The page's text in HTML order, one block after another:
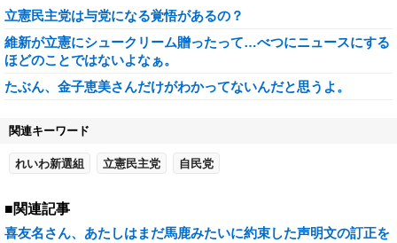
立憲民主党は与党になる覚悟があるの？
維新が立憲にシュークリーム贈ったって…べつにニュースにする
ほどのことではないよなぁ。
たぶん、金子恵美さんだけがわかってないんだと思うよ。
関連キーワード
れいわ新選組 立憲民主党 自民党
■関連記事
喜友名さん、あたしはまだ馬鹿みたいに約束した声明文の訂正を